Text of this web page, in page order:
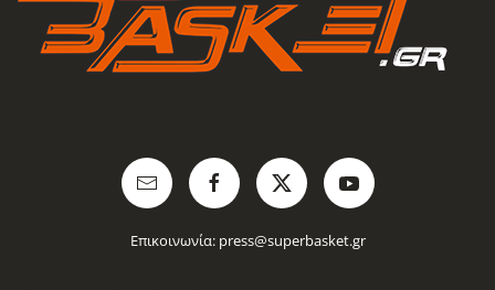
Επικοινωνία: press@superbasket.gr